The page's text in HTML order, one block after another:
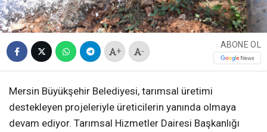
+ -
ABONE OL
Mersin Büyükşehir Belediyesi, tarımsal üretimi
destekleyen projeleriyle üreticilerin yanında olmaya
devam ediyor. Tarımsal Hizmetler Dairesi Başkanlığı